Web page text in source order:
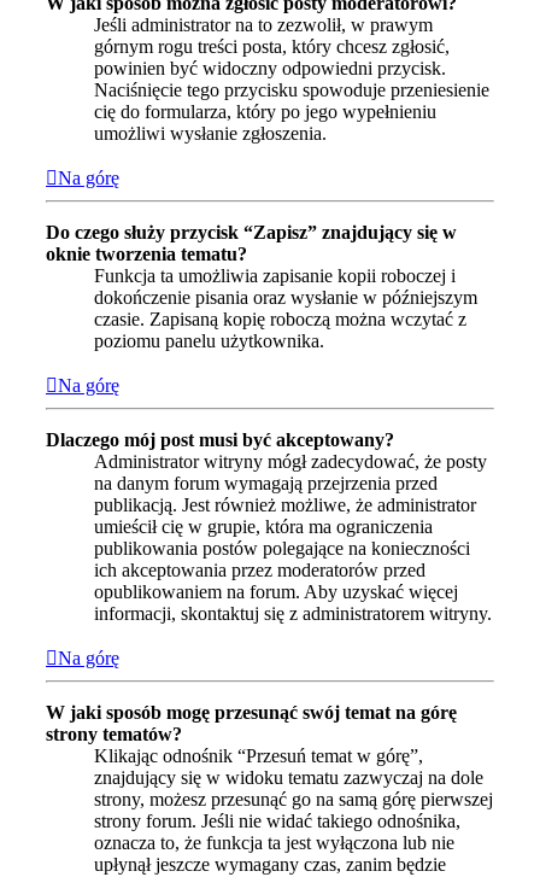
Jeśli administrator na to zezwolił, w prawym
górnym rogu treści posta, który chcesz zgłosić,
powinien być widoczny odpowiedni przycisk.
Naciśnięcie tego przycisku spowoduje przeniesienie
cię do formularza, który po jego wypełnieniu
umożliwi wysłanie zgłoszenia.
Na górę
Do czego służy przycisk “Zapisz” znajdujący się w
oknie tworzenia tematu?
Funkcja ta umożliwia zapisanie kopii roboczej i
dokończenie pisania oraz wysłanie w późniejszym
czasie. Zapisaną kopię roboczą można wczytać z
poziomu panelu użytkownika.
Na górę
Dlaczego mój post musi być akceptowany?
Administrator witryny mógł zadecydować, że posty
na danym forum wymagają przejrzenia przed
publikacją. Jest również możliwe, że administrator
umieścił cię w grupie, która ma ograniczenia
publikowania postów polegające na konieczności
ich akceptowania przez moderatorów przed
opublikowaniem na forum. Aby uzyskać więcej
informacji, skontaktuj się z administratorem witryny.
Na górę
W jaki sposób mogę przesunąć swój temat na górę
strony tematów?
Klikając odnośnik “Przesuń temat w górę”,
znajdujący się w widoku tematu zazwyczaj na dole
strony, możesz przesunąć go na samą górę pierwszej
strony forum. Jeśli nie widać takiego odnośnika,
oznacza to, że funkcja ta jest wyłączona lub nie
upłynął jeszcze wymagany czas, zanim będzie